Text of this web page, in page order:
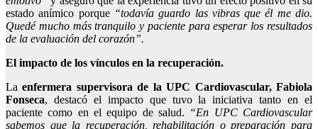
estado anímico porque “todavía guardo las vibras que él me dio.
Quedé mucho más tranquilo y paciente para esperar los resultados
de la evaluación del corazón”.
El impacto de los vínculos en la recuperación.
Laenfermera supervisora de la UPC Cardiovascular, Fabiola
Fonseca, destacó el impacto que tuvo la iniciativa tanto en el
paciente como en el equipo de salud. “En UPC Cardiovascular
sabemos que la recuperación, rehabilitación o preparación para